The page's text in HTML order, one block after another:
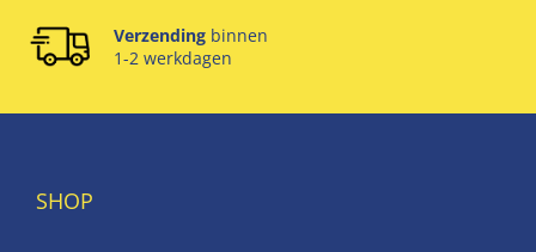
Verzending binnen
1-2 werkdagen
SHOP